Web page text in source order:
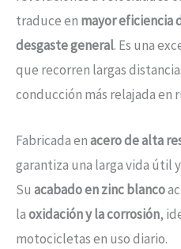
traduce en mayor eficiencia
desgaste general. Es una
que recorren largas
conducción más relajada en
Fabricada enacero de alta
garantiza una larga vida útil
Su acabado en zinc blanco
laoxidación y la corrosión,
motocicletas en uso diario.